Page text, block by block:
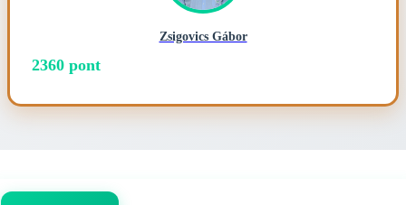
Zsigovics Gábor
2360 pont